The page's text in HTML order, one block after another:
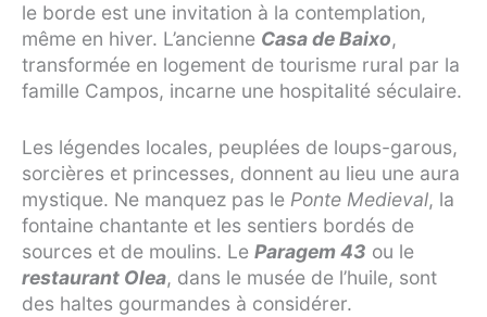
le borde est une invitation à la contemplation,
même en hiver. L’ancienne Casa de Baixo,
transformée en logement de tourisme rural par la
famille Campos, incarne une hospitalité séculaire.
Les légendes locales, peuplées de loups-garous,
sorcières et princesses, donnent au lieu une aura
mystique. Ne manquez pas le Ponte Medieval, la
fontaine chantante et les sentiers bordés de
sources et de moulins. Le Paragem 43 ou le
restaurant Olea, dans le musée de l’huile, sont
des haltes gourmandes à considérer.